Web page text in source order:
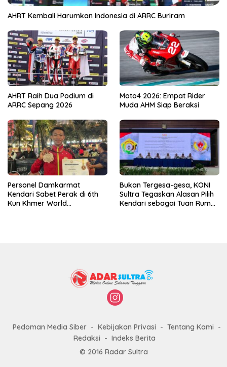
AHRT Kembali Harumkan Indonesia di ARRC Buriram
AHRT Raih Dua Podium di
ARRC Sepang 2026
Moto4 2026: Empat Rider
Muda AHM Siap Beraksi
Personel Damkarmat
Kendari Sabet Perak di 6th
Kun Khmer World
Bukan Tergesa-gesa, KONI
Sultra Tegaskan Alasan Pilih
Kendari sebagai Tuan Rumah
Pedoman Media Siber Kebijakan Privasi
Tentang Kami
Redaksi
Indeks Berita
© 2016 Radar Sultra